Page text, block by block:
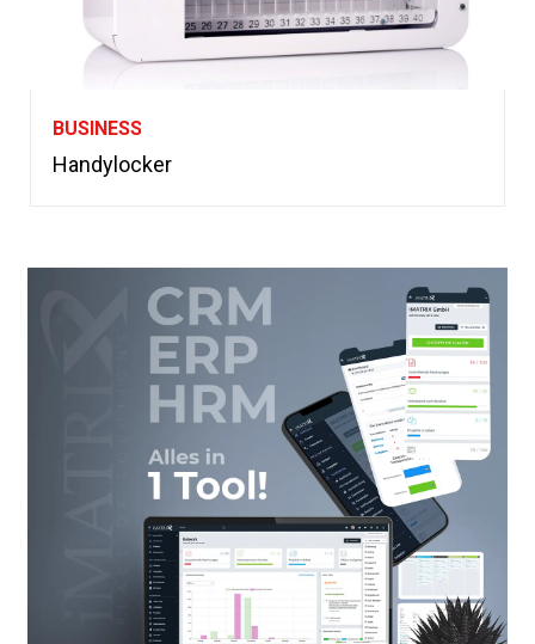
BUSINESS
Handylocker